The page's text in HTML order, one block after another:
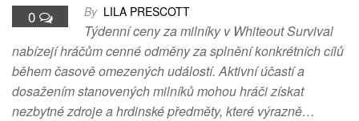
0 By LILA PRESCOTT
Týdenní ceny za milníky v Whiteout Survival
nabízejí hráčům cenné odměny za splnění konkrétních cílů
během časově omezených událostí. Aktivní účastí a
dosažením stanovených milníků mohou hráči získat
nezbytné zdroje a hrdinské předměty, které výrazně…